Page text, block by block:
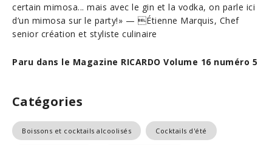
certain mimosa... mais avec le gin et la vodka, on parle ici
d’un mimosa sur le party!» — Étienne Marquis, Chef
senior création et styliste culinaire
Paru dans le Magazine RICARDO Volume 16 numéro 5
Catégories
Boissons et cocktails alcoolisés Cocktails d'été